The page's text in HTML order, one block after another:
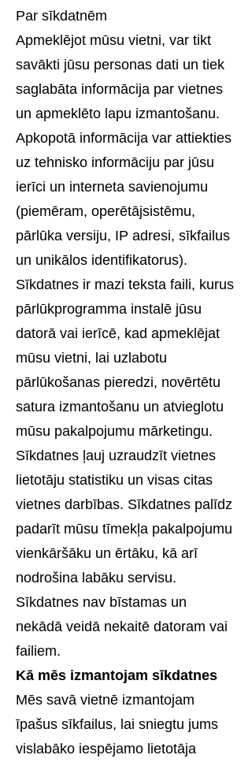
Par sīkdatnēm
Apmeklējot mūsu vietni, var tikt
savākti jūsu personas dati un tiek
saglabāta informācija par vietnes
un apmeklēto lapu izmantošanu.
Apkopotā informācija var attiekties
uz tehnisko informāciju par jūsu
ierīci un interneta savienojumu
(piemēram, operētājsistēmu,
pārlūka versiju, IP adresi, sīkfailus
un unikālos identifikatorus).
Sīkdatnes ir mazi teksta faili, kurus
pārlūkprogramma instalē jūsu
datorā vai ierīcē, kad apmeklējat
mūsu vietni, lai uzlabotu
pārlūkošanas pieredzi, novērtētu
satura izmantošanu un atvieglotu
mūsu pakalpojumu mārketingu.
Sīkdatnes ļauj uzraudzīt vietnes
lietotāju statistiku un visas citas
vietnes darbības. Sīkdatnes palīdz
padarīt mūsu tīmekļa pakalpojumu
vienkāršāku un ērtāku, kā arī
nodrošina labāku servisu.
Sīkdatnes nav bīstamas un
nekādā veidā nekaitē datoram vai
failiem.
Kā mēs izmantojam sīkdatnes
Mēs savā vietnē izmantojam
īpašus sīkfailus, lai sniegtu jums
vislabāko iespējamo lietotāja